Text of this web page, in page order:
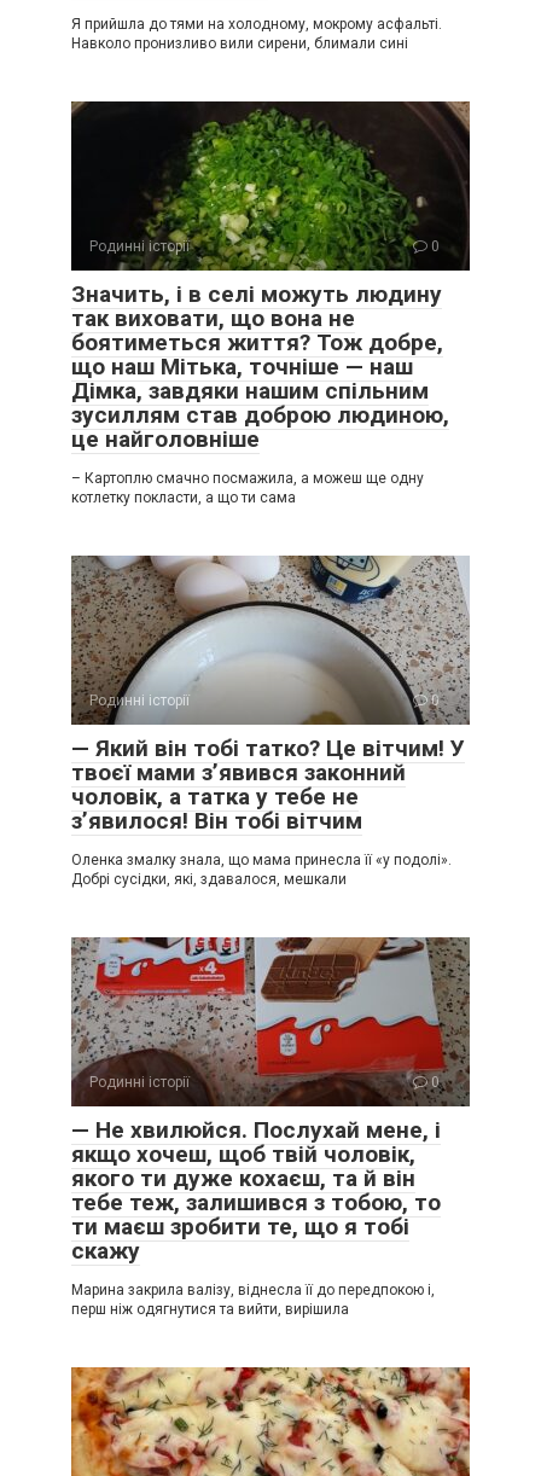
Я прийшла до тями на холодному, мокрому асфальті.
Навколо пронизливо вили сирени, блимали сині
Родинні історії 0
Значить, і в селі можуть людину
так виховати, що вона не
боятиметься життя? Тож добре,
що наш Мітька, точніше — наш
Дімка, завдяки нашим спільним
зусиллям став доброю людиною,
це найголовніше
– Картоплю смачно посмажила, а можеш ще одну
котлетку покласти, а що ти сама
Родинні історії 0
— Який він тобі татко? Це вітчим! У
твоєї мами з’явився законний
чоловік, а татка у тебе не
з’явилося! Він тобі вітчим
Оленка змалку знала, що мама принесла її «у подолі».
Добрі сусідки, які, здавалося, мешкали
Родинні історії 0
— Не хвилюйся. Послухай мене, і
якщо хочеш, щоб твій чоловік,
якого ти дуже кохаєш, та й він
тебе теж, залишився з тобою, то
ти маєш зробити те, що я тобі
скажу
Марина закрила валізу, віднесла її до передпокою і,
перш ніж одягнутися та вийти, вирішила